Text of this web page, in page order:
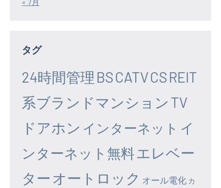
タグ
24時間管理 BSCATVCSREIT
系ブランドマンション TV
ドアホン インターネット イ
ンターネット無料エレベー
ター オートロック オール電化 カ